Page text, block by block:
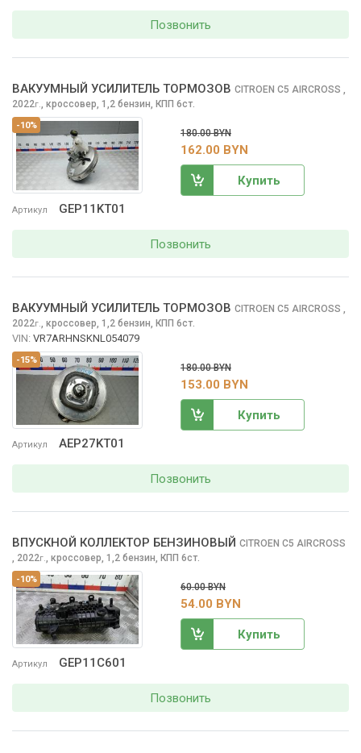
Позвонить
-10%
Артикул GEP11KT01
ВАКУУМНЫЙ УСИЛИТЕЛЬ ТОРМОЗОВ CITROEN C5 AIRCROSS
2022г. кроссовер, 1,2 бензин, КПП 6ст.
180.00 BYN
162.00 BYN
Купить
Позвонить
-15%
Артикул AEP27KT01
ВАКУУМНЫЙ УСИЛИТЕЛЬ ТОРМОЗОВ CITROEN C5 AIRCROSS
2022г. кроссовер, 1,2 бензин, КПП 6ст.
VIN: VR7ARHNSKNL054079
180.00 BYN
153.00 BYN
Купить
Позвонить
-10%
Артикул GEP11C601
ВПУСКНОЙ КОЛЛЕКТОР БЕНЗИНОВЫЙ CITROEN C5 AIRCROSS
, 2022г. кроссовер, 1,2 бензин, КПП 6ст.
60.00 BYN
54.00 BYN
Купить
Позвонить